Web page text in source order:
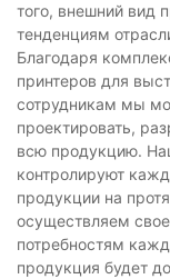
того, внешний вид
тенденциям
Благодаря
принтеров для
сотрудникам мы
проектировать,
всю продукцию.
контролируют
продукции на
осуществляем
потребностям
продукция будет